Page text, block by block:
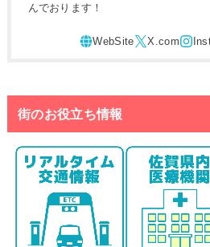
んでおります！
街のお役立ち情報